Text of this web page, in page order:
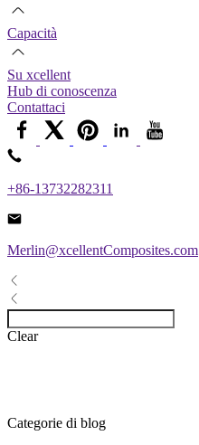
Capacità
Su xcellent
Hub di conoscenza
Contattaci
+86-13732282311
Merlin@xcellentComposites.com
Clear
Categorie di blog